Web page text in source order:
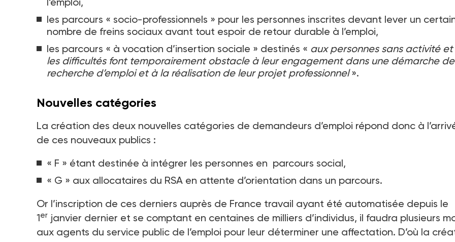
les parcours « socio-professionnels » pour les personnes inscrites devant lever un
nombre de freins sociaux avant tout espoir de retour durable à l’emploi,
les parcours « à vocation d’insertion sociale » destinés « aux personnes sans activité
les difficultés font temporairement obstacle à leur engagement dans une démarche de
recherche d’emploi et à la réalisation de leur projet professionnel ».
Nouvelles catégories
La création des deux nouvelles catégories de demandeurs d’emploi répond donc à
de ces nouveaux publics :
« F » étant destinée à intégrer les personnes en parcours social,
« G » aux allocataires du RSA en attente d’orientation dans un parcours.
Or l’inscription de ces derniers auprès de France travail ayant été automatisée depuis le
1er janvier dernier et se comptant en centaines de milliers d’individus, il faudra plusieurs
aux agents du service public de l’emploi pour leur déterminer une affectation. D’où la